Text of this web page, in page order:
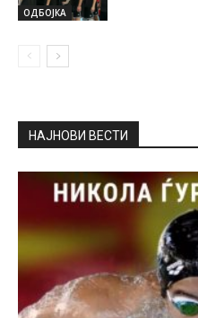
ОДБОЈКА
НАЈНОВИ ВЕСТИ